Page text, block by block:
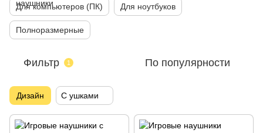
Для компьютеров (ПК) Для ноутбуков
Полноразмерные
Фильтр 1 По популярности
Дизайн С ушками